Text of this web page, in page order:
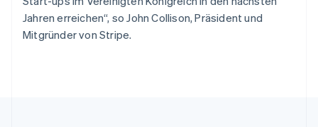
Jahren erreichen“, so John Collison, Präsident und
Mitgründer von Stripe.
Irland
English
Italien